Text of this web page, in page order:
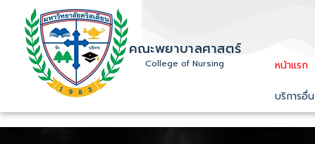
คณะพยาบาลศาสตร์
College of Nursing หน้าแรก
บริการอื่น